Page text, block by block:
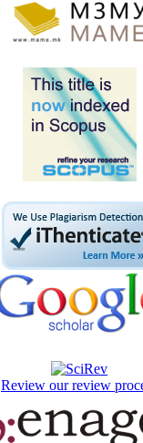
Review our review